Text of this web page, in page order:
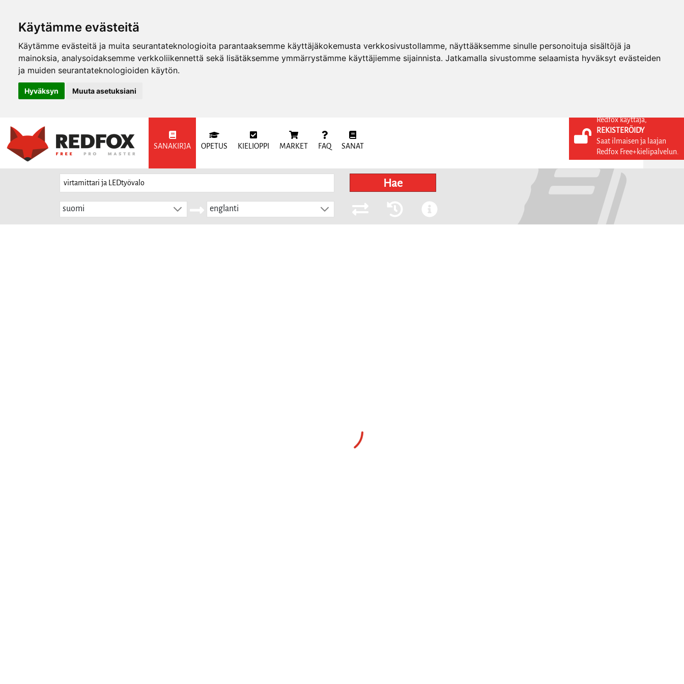
Käytämme evästeitä
Käytämme evästeitä ja muita seurantateknologioita parantaaksemme käyttäjäkokemusta verkkosivustollamme, näyttääksemme sinulle personoituja sisältöjä ja
mainoksia, analysoidaksemme verkkoliikennettä sekä lisätäksemme ymmärrystämme käyttäjiemme sijainnista. Jatkamalla sivustomme selaamista hyväksyt evästeiden
ja muiden seurantateknologioiden käytön.
Hyväksyn Muuta asetuksiani
SANAKIRJA OPETUS KIELIOPPI MARKET FAQ SANAT
KIRJAUDU SISÄÄN
REKISTERÖIDY
Hae
suomi englanti
Redfox käyttäjä,
REKISTERÖIDY
Saat ilmaisen ja laajan
Redfox Free+kielipalvelun.